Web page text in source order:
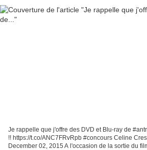
Je rappelle que j'offre des DVD et Blu-ray de
!! https://t.co/ANC7FRvRpb #concours Celine
December 02, 2015 A l'occasion de la sortie du